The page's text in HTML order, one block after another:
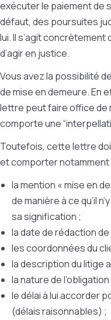
exécuter le paiement de
défaut, des poursuites
lui. Il s’agit
d’agir en justice.
Vous avez la possibilité
de mise en demeure. En
lettre peut faire office de
comporte une
Toutefois, cette lettre
et comporter notamment
la mention « mise en
de manière à ce qu’il
sa signification ;
la date de rédaction
les coordonnées du
la description du litige
la nature de
le délai à lui accorder
(délais raisonnables) ;